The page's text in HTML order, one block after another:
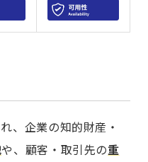
、企業の知的財産・
や、顧客・取引先の重